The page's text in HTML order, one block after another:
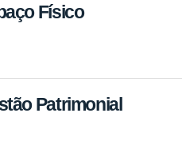
Físico
Patrimonial